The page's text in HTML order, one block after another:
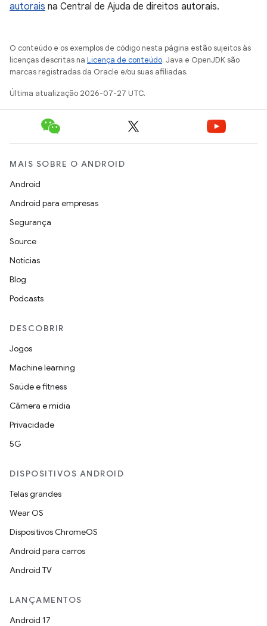
autorais na Central de Ajuda de direitos autorais.
O conteúdo e os exemplos de código nesta página estão sujeitos às
licenças descritas na Licença de conteúdo. Java e OpenJDK são
marcas registradas da Oracle e/ou suas afiliadas.
Última atualização 2026-07-27 UTC.
MAIS SOBRE O ANDROID
Android
Android para empresas
Segurança
Source
Notícias
Blog
Podcasts
DESCOBRIR
Jogos
Machine learning
Saúde e fitness
Câmera e mídia
Privacidade
5G
DISPOSITIVOS ANDROID
Telas grandes
Wear OS
Dispositivos ChromeOS
Android para carros
Android TV
LANÇAMENTOS
Android 17